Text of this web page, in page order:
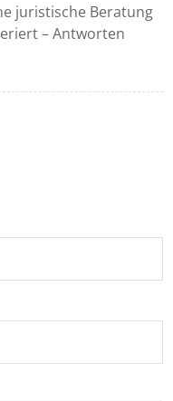
juristische Beratung
– Antworten